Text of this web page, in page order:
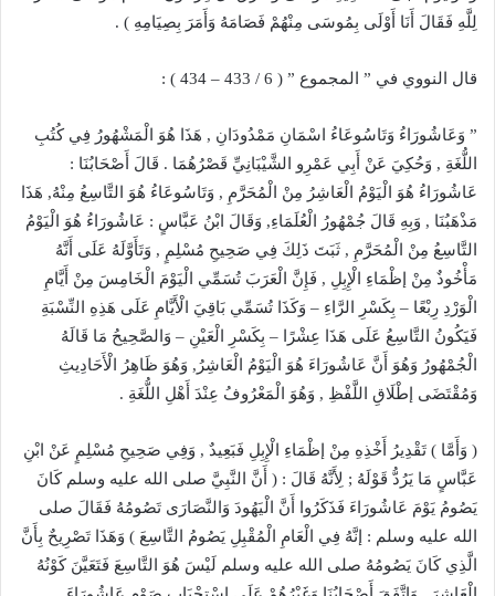
لِلَّهِ فَقَالَ أَنَا أَوْلَى بِمُوسَى مِنْهُمْ فَصَامَهُ وَأَمَرَ بِصِيَامِهِ ) .
قال النووي في ” المجموع ” ( 6 / 433 – 434 ) :
” وَعَاشُورَاءُ وَتَاسُوعَاءُ اسْمَانِ مَمْدُودَانِ , هَذَا هُوَ الْمَشْهُورُ فِي كُتُبِ
اللُّغَةِ , وَحُكِيَ عَنْ أَبِي عَمْرِو الشَّيْبَانِيِّ قَصْرُهُمَا . قَالَ أَصْحَابُنَا :
عَاشُورَاءُ هُوَ الْيَوْمُ الْعَاشِرُ مِنْ الْمُحَرَّمِ , وَتَاسُوعَاءُ هُوَ التَّاسِعُ مِنْهُ, هَذَا
مَذْهَبُنَا , وَبِهِ قَالَ جُمْهُورُ الْعُلَمَاءِ, وَقَالَ ابْنُ عَبَّاسٍ : عَاشُورَاءُ هُوَ الْيَوْمُ
التَّاسِعُ مِنْ الْمُحَرَّمِ , ثَبَتَ ذَلِكَ فِي صَحِيحِ مُسْلِمٍ , وَتَأَوَّلَهُ عَلَى أَنَّهُ
مَأْخُوذٌ مِنْ إظْمَاءِ الْإِبِلِ , فَإِنَّ الْعَرَبَ تُسَمِّي الْيَوْمَ الْخَامِسَ مِنْ أَيَّامِ
الْوَرْدِ رِبْعًا – بِكَسْرِ الرَّاءِ – وَكَذَا تُسَمِّي بَاقِيَ الْأَيَّامِ عَلَى هَذِهِ النِّسْبَةِ
فَيَكُونُ التَّاسِعُ عَلَى هَذَا عِشْرًا – بِكَسْرِ الْعَيْنِ – وَالصَّحِيحُ مَا قَالَهُ
الْجُمْهُورُ وَهُوَ أَنَّ عَاشُورَاءَ هُوَ الْيَوْمُ الْعَاشِرُ, وَهُوَ ظَاهِرُ الْأَحَادِيثِ
وَمُقْتَضَى إطْلَاقِ اللَّفْظِ , وَهُوَ الْمَعْرُوفُ عِنْدَ أَهْلِ اللُّغَةِ .
( وَأَمَّا ) تَقْدِيرُ أَخْذِهِ مِنْ إظْمَاءِ الْإِبِلِ فَبَعِيدٌ , وَفِي صَحِيحِ مُسْلِمٍ عَنْ ابْنِ
عَبَّاسٍ مَا يَرُدُّ قَوْلَهُ ; لِأَنَّهُ قَالَ : ( أَنَّ النَّبِيَّ صلى الله عليه وسلم كَانَ
يَصُومُ يَوْمَ عَاشُورَاءَ فَذَكَرُوا أَنَّ الْيَهُودَ وَالنَّصَارَى تَصُومُهُ فَقَالَ صلى
الله عليه وسلم : إنَّهُ فِي الْعَامِ الْمُقْبِلِ يَصُومُ التَّاسِعَ ) وَهَذَا تَصْرِيحٌ بِأَنَّ
الَّذِي كَانَ يَصُومُهُ صلى الله عليه وسلم لَيْسَ هُوَ التَّاسِعَ فَتَعَيَّنَ كَوْنُهُ